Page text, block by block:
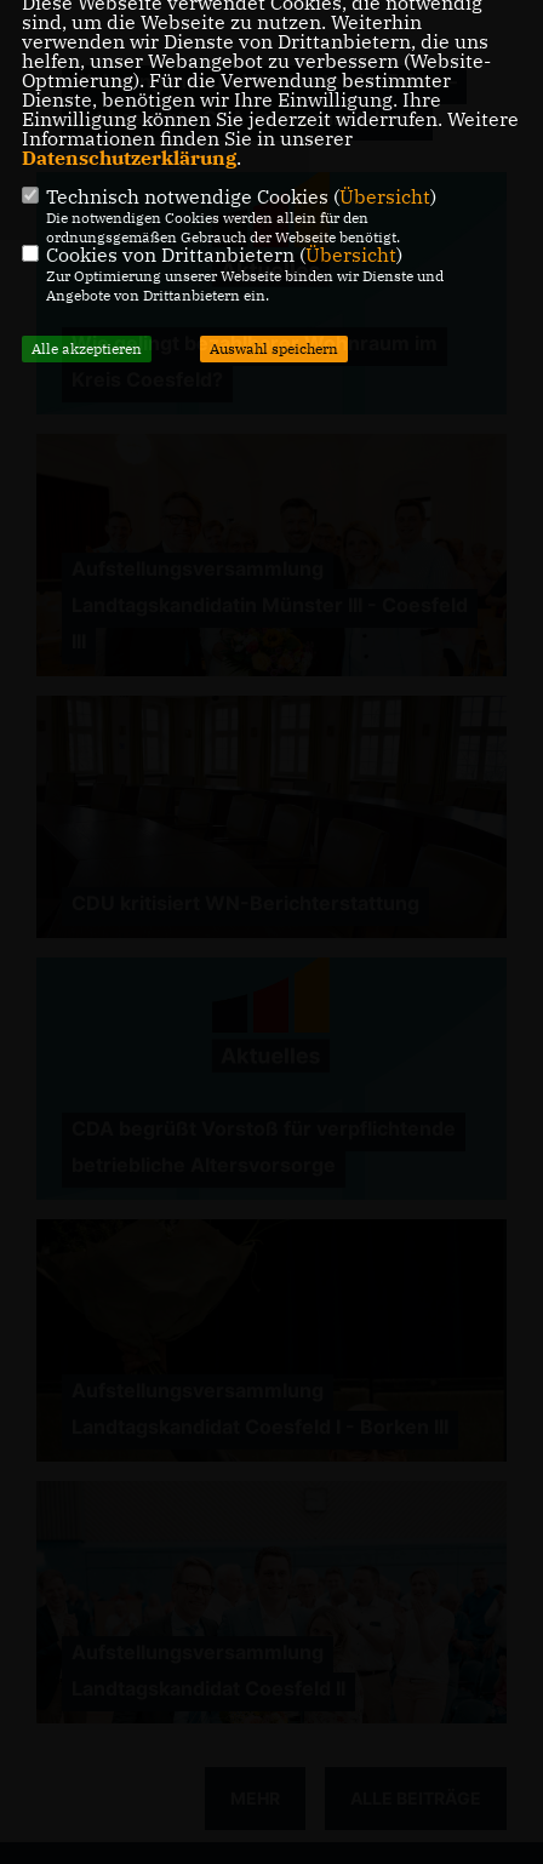
Wohnungsnot und Baukosten im Fokus –
gut besuchte CDA-Infoveranstaltung
Wie gelingt bezahlbarer Wohnraum im
sind, um die Webseite zu nutzen. Weiterhin
verwenden wir Dienste von Drittanbietern, die uns
helfen, unser Webangebot zu verbessern (Website-
Optmierung). Für die Verwendung bestimmter
Dienste, benötigen wir Ihre Einwilligung. Ihre
Einwilligung können Sie jederzeit widerrufen. Weitere
Informationen finden Sie in unserer
Datenschutzerklärung.
Technisch notwendige Cookies (Übersicht)
Die notwendigen Cookies werden allein für den
ordnungsgemäßen Gebrauch der Webseite benötigt.
Cookies von Drittanbietern (Übersicht)
Zur Optimierung unserer Webseite binden wir Dienste und
Angebote von Drittanbietern ein.
Alle akzeptieren Auswahl speichern